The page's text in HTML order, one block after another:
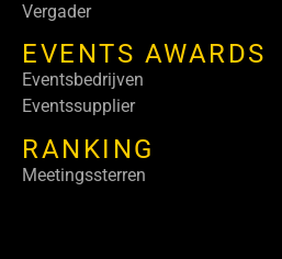
Vergader
EVENTS AWARDS
Eventsbedrijven
Eventssupplier
RANKING
Meetingssterren